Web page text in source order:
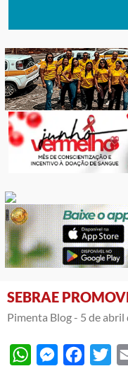
SEBRAE
Pimenta Blog - 5 de abril
WhatsAppMessenger